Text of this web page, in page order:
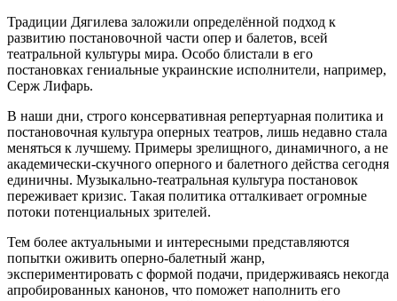
Традиции Дягилева заложили определённой подход к
развитию постановочной части опер и балетов, всей
театральной культуры мира. Особо блистали в его
постановках гениальные украинские исполнители, например,
Серж Лифарь.
В наши дни, строго консервативная репертуарная политика и
постановочная культура оперных театров, лишь недавно стала
меняться к лучшему. Примеры зрелищного, динамичного, а не
академически-скучного оперного и балетного действа сегодня
единичны. Музыкально-театральная культура постановок
переживает кризис. Такая политика отталкивает огромные
потоки потенциальных зрителей.
Тем более актуальными и интересными представляются
попытки оживить оперно-балетный жанр,
экспериментировать с формой подачи, придерживаясь некогда
апробированных канонов, что поможет наполнить его